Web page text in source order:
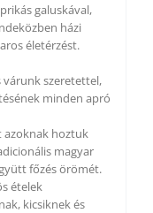
galuskával,
házi
életérzést.
várunk szeretettel,
minden apró
azoknak hoztuk
magyar
főzés örömét.
ételek
kicsiknek és